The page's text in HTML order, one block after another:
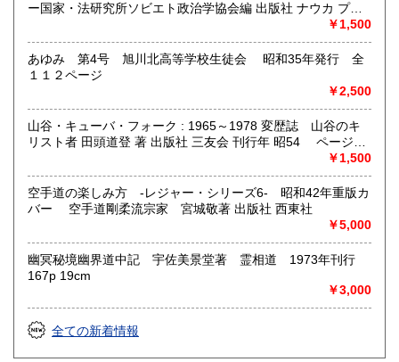
ー国家・法研究所ソビエト政治学協会編 出版社 ナウカ プロ
￥1,500
あゆみ 第4号 旭川北高等学校生徒会 昭和35年発行 全
１１２ページ
￥2,500
山谷・キューバ・フォーク : 1965～1978 変歴誌 山谷のキ
リスト者 田頭道登 著 出版社 三友会 刊行年 昭54 ページ数
￥1,500
空手道の楽しみ方 -レジャー・シリーズ6- 昭和42年重版カ
バー 空手道剛柔流宗家 宮城敬著 出版社 西東社
￥5,000
幽冥秘境幽界道中記 宇佐美景堂著 霊相道 1973年刊行
167p 19cm
￥3,000
全ての新着情報